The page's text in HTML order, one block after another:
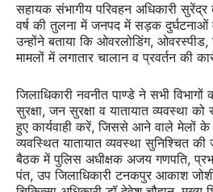
सहायक संभागीय परिवहन अधिकारी
वर्ष की तुलना में जनपद में सड़क दुर्घटनाओं
उन्होंने बताया कि ओवरलोडिंग,
मामलों में लगातार चालान व प्रवर्तन की
जिलाधिकारी नवनीत पाण्डे ने सभी
सुरक्षा, जन सुरक्षा व यातायात व्यवस्था को
हुए कार्यवाही करें, जिससे आने वाले मेलों के
व्यवस्थित यातायात व्यवस्था सुनिश्चित
बैठक में पुलिस अधीक्षक अजय गणपति,
पंत, उप जिलाधिकारी टनकपुर आकाश